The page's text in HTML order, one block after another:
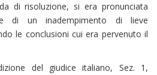
di risoluzione, si era pronunciata
di un inadempimento di lieve
le conclusioni cui era pervenuto il
del giudice italiano, Sez. 1,